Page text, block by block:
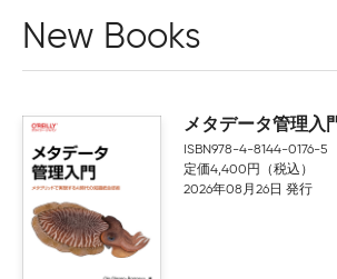
New Books
メタデータ管理入
ISBN978-4-8144-0176-5
定価4,400円（税込）
2026年08月26日 発行